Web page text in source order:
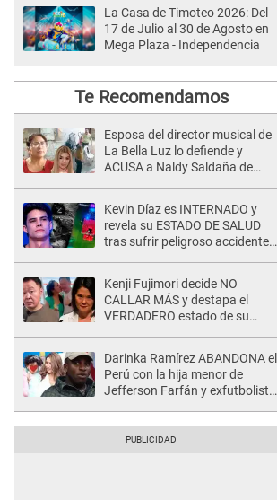
La Casa de Timoteo 2026: Del
17 de Julio al 30 de Agosto en
Mega Plaza - Independencia
Te Recomendamos
Esposa del director musical de
La Bella Luz lo defiende y
ACUSA a Naldy Saldaña de
Kevin Díaz es INTERNADO y
revela su ESTADO DE SALUD
tras sufrir peligroso accidente
Kenji Fujimori decide NO
CALLAR MÁS y destapa el
VERDADERO estado de su
suegra..."
Darinka Ramírez ABANDONA el
Perú con la hija menor de
Jefferson Farfán y exfutbolista